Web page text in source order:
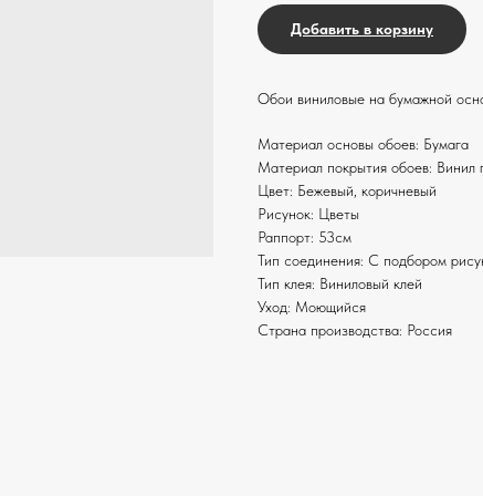
Добавить в корзину
Обои виниловые на бумажной
Материал основы обоев: Бумага
Материал покрытия обоев: Винил
Цвет: Бежевый, коричневый
Рисунок: Цветы
Раппорт: 53см
Тип соединения: С подбором
Тип клея: Виниловый клей
Уход: Моющийся
Страна производства: Россия